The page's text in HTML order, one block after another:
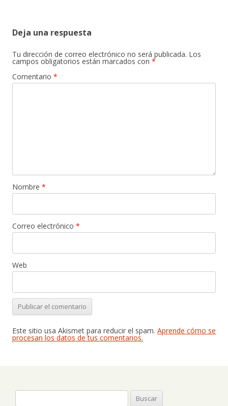
Deja una respuesta
Tu dirección de correo electrónico no será publicada. Los
campos obligatorios están marcados con *
Comentario *
Nombre *
Correo electrónico *
Web
Este sitio usa Akismet para reducir el spam. Aprende cómo se
procesan los datos de tus comentarios.